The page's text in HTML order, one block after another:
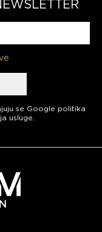
se Google politika
usluge